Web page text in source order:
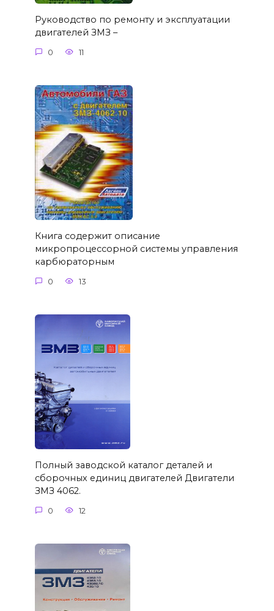
Руководство по ремонту и эксплуатации
двигателей ЗМЗ –
0 11
Книга содержит описание
микропроцессорной системы управления
карбюраторным
0 13
Полный заводской каталог деталей и
сборочных единиц двигателей Двигатели
ЗМЗ 4062.
0 12